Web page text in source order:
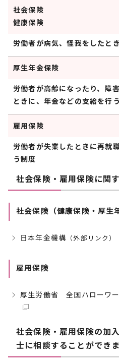
社会保険
健康保険
労働者が病気、怪我をしたと
厚生年金保険
労働者が高齢になったり、障
ときに、年金などの支給を行
雇用保険
労働者が失業したときに再就
う制度
社会保険・雇用保険に関
社会保険（健康保険・厚生
日本年金機構 （外部リンク）
雇用保険
厚生労働省 全国ハローワ
社会保険・雇用保険の加
士に相談することができ